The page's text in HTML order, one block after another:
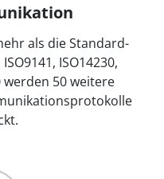
als die Standard-
ISO14230,
werden 50 weitere